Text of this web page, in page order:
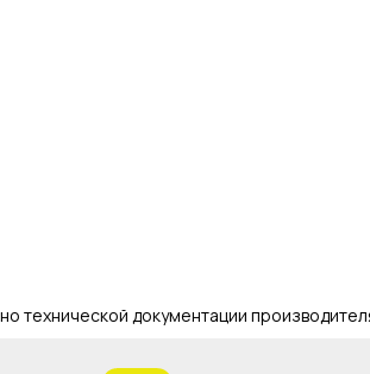
технической документации